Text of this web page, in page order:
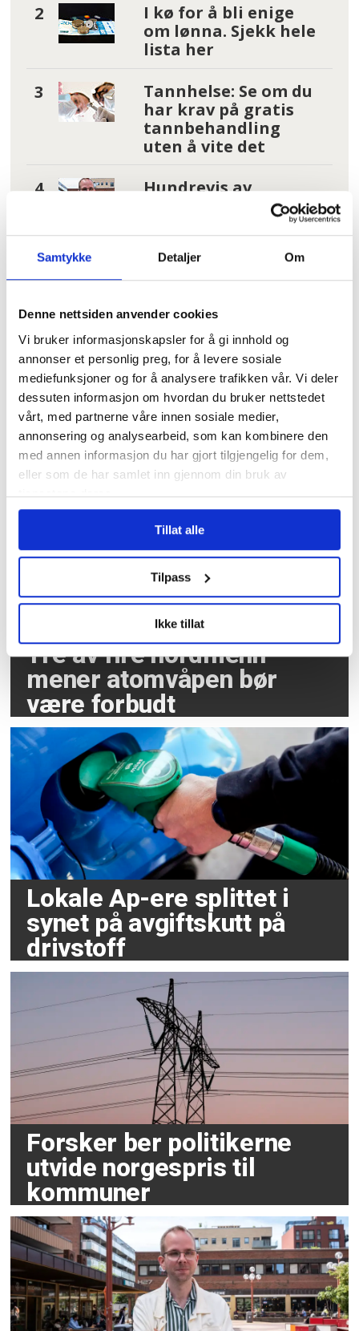
Samtykke Detaljer Om
Denne nettsiden anvender cookies
Vi bruker informasjonskapsler for å gi innhold og
annonser et personlig preg, for å levere sosiale
mediefunksjoner og for å analysere trafikken vår. Vi deler
dessuten informasjon om hvordan du bruker nettstedet
vårt, med partnerne våre innen sosiale medier,
annonsering og analysearbeid, som kan kombinere den
med annen informasjon du har gjort tilgjengelig for dem,
eller som de har samlet inn gjennom din bruk av
tjenestene deres.
Tillat alle
Tilpass
Ikke tillat
I kø for å bli enige
om lønna. Sjekk hele
lista her
Tannhelse: Se om du
har krav på gratis
tannbehandling
uten å vite det
Hundrevis av
faste oppgaver: –
Føler meg plassert
på loftet og glemt
Pårørende som
varslet om
Uranienborghjemmet:
– De tar svaret for god
fisk
Les flere nyheter:
Tre av fire nordmenn
mener atomvåpen bør
være forbudt
Lokale Ap-ere splittet i
synet på avgiftskutt på
drivstoff
Forsker ber politikerne
utvide norgespris til
kommuner